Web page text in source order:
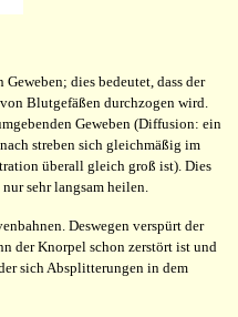
dies bedeutet, dass der
Blutgefäßen durchzogen wird.
Geweben (Diffusion: ein
streben sich gleichmäßig im
überall gleich groß ist). Dies
sehr langsam heilen.
Deswegen verspürt der
der Knorpel schon zerstört ist und
sich Absplitterungen in dem